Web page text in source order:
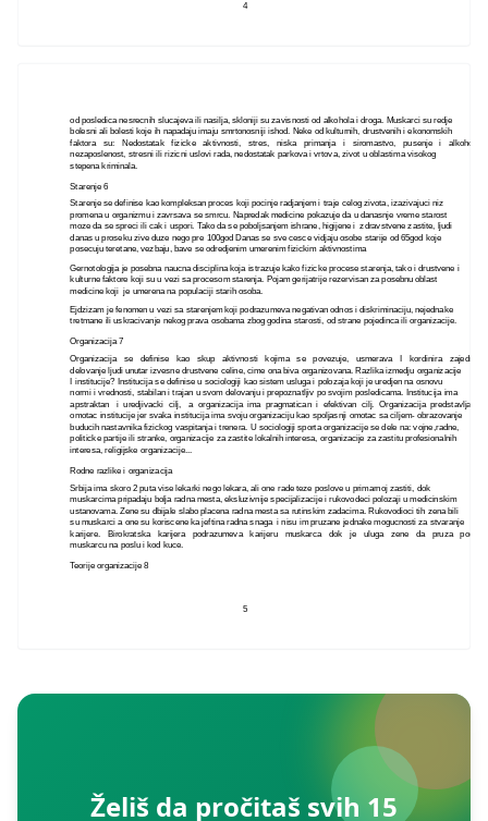
4
5
od posledica nesrecnih slucajeva ili nasilja, skloniji su zavisnosti od alkohola i droga. Muskarci su redje
bolesni ali bolesti koje ih napadaju imaju smrtonosniji ishod. Neke od kulturnih, drustvenih i ekonomskih
faktora su: Nedostatak fizicke aktivnosti, stres, niska primanja i siromastvo, pusenje i alkohol,
nezaposlenost, stresni ili rizicni uslovi rada, nedostatak parkova i vrtova, zivot u oblastima visokog
stepena kriminala.
Starenje 6
Starenje se definise kao kompleksan proces koji pocinje radjanjem i traje celog zivota, izazivajuci niz
promena u organizmu i zavrsava se smrcu. Napredak medicine pokazuje da u danasnje vreme starost
moze da se spreci ili cak i uspori. Tako da se poboljsanjem ishrane, higijene i zdravstvene zastite, ljudi
danas u proseku zive duze nego pre 100god Danas se sve cesce vidjaju osobe starije od 65god koje
posecuju teretane, vezbaju, bave se odredjenim umerenim fizickim aktivnostima
Gernotologija je posebna naucna disciplina koja istrazuje kako fizicke procese starenja, tako i drustvene i
kulturne faktore koji su u vezi sa procesom starenja. Pojam gerijatrije rezervisan za posebnu oblast
medicine koji je umerena na populaciji starih osoba.
Ejdzizam je fenomen u vezi sa starenjem koji podrazumeva negativan odnos i diskriminaciju, nejednake
tretmane ili uskracivanje nekog prava osobama zbog godina starosti, od strane pojedinca ili organizacije.
Organizacija 7
Organizacija se definise kao skup aktivnosti kojima se povezuje, usmerava I kordinira
delovanje ljudi unutar izvesne drustvene celine, cime ona biva organizovana. Razlika izmedju organizacije
I institucije? Institucija se definise u sociologiji kao sistem usluga i polozaja koji je uredjen na osnovu
normi i vrednosti, stabilan i trajan u svom delovanju i prepoznatljiv po svojim posledicama. Institucija ima
apstraktan i uredjivacki cilj, a organizacija ima pragmatican i efektivan cilj. Organizacija predstavlja
omotac institucije jer svaka institucija ima svoju organizaciju kao spoljasnji omotac sa ciljem- obrazovanje
buducih nastavnika fizickog vaspitanja i trenera. U sociologiji sporta organizacije se dele na: vojne,radne,
politicke partije ili stranke, organizacije za zastite lokalnih interesa, organizacije za zastitu profesionalnih
interesa, religijske organizacije...
Rodne razlike i organizacija
Srbija ima skoro 2 puta vise lekarki nego lekara, ali one rade teze poslove u primarnoj zastiti, dok
muskarcima pripadaju bolja radna mesta, eksluzivnije specijalizacije i rukovodeci polozaji u medicinskim
ustanovama. Zene su dbijale slabo placena radna mesta sa rutinskim zadacima. Rukovodioci tih zena bili
su muskarci a one su koriscene ka jeftina radna snaga i nisu im pruzane jednake mogucnosti za stvaranje
karijere. Birokratska karijera podrazumeva karijeru muskarca dok je uluga zene da pruza
muskarcu na poslu i kod kuce.
Teorije organizacije 8
Želiš da pročitaš svih 15